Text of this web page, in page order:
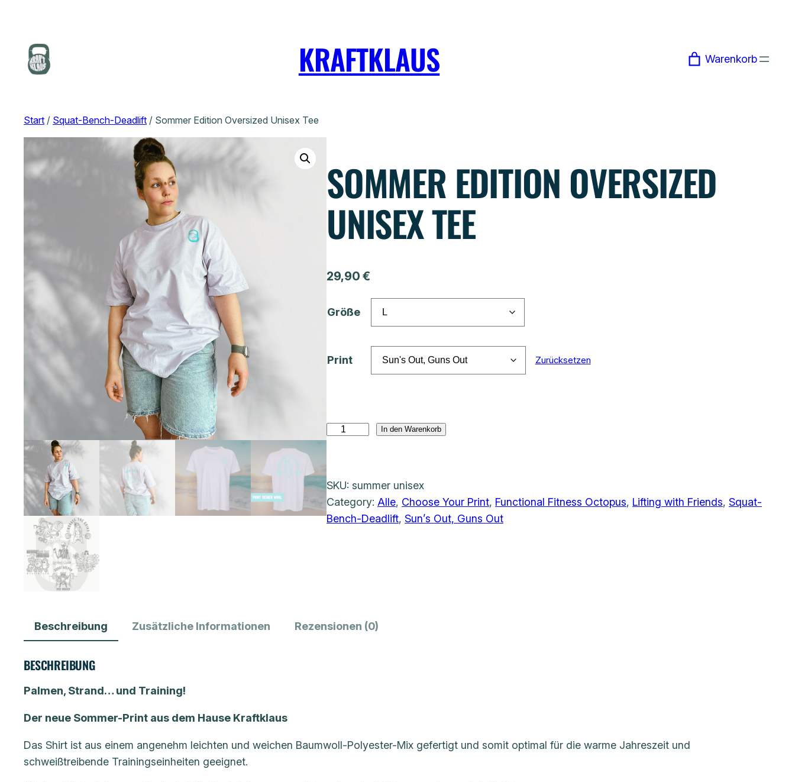
KRAFTKLAUS Warenkorb
Start / Squat-Bench-Deadlift / Sommer Edition Oversized Unisex Tee
SOMMER EDITION OVERSIZED
UNISEX TEE
29,90 €
Größe
Print Zurücksetzen
m
e
r
n
z
In den Warenkorb
SKU: summer unisex
Category: Alle, Choose Your Print, Functional Fitness Octopus, Lifting with Friends, Squat-
Bench-Deadlift, Sun’s Out, Guns Out
Beschreibung Zusätzliche Informationen Rezensionen (0)
BESCHREIBUNG
Palmen, Strand… und Training!
Der neue Sommer-Print aus dem Hause Kraftklaus
Das Shirt ist aus einem angenehm leichten und weichen Baumwoll-Polyester-Mix gefertigt und somit optimal für die warme Jahreszeit und
schweißtreibende Trainingseinheiten geeignet.